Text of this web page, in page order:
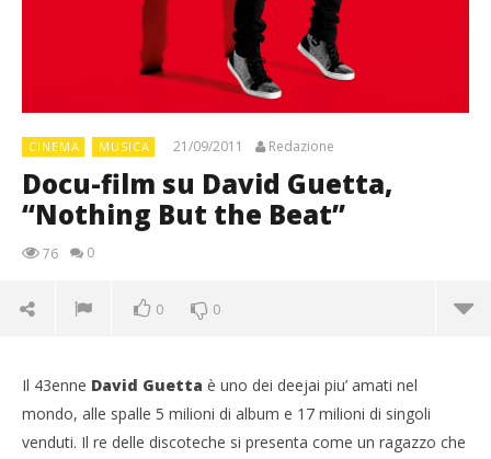
CINEMA MUSICA 21/09/2011 Redazione
Docu-film su David Guetta,
“Nothing But the Beat”
76 0
0 0
Il 43enne David Guetta è uno dei deejai piu’ amati nel
mondo, alle spalle 5 milioni di album e 17 milioni di singoli
venduti. Il re delle discoteche si presenta come un ragazzo che